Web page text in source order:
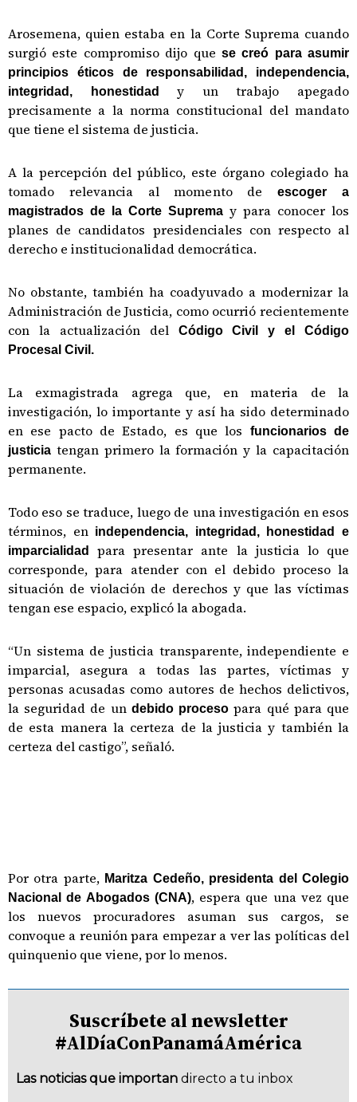
Arosemena, quien estaba en la Corte Suprema cuando
surgió este compromiso dijo que se creó para asumir
principios éticos de responsabilidad, independencia,
integridad, honestidady un trabajo apegado
precisamente a la norma constitucional del mandato
que tiene el sistema de justicia.
A la percepción del público, este órgano colegiado ha
tomado relevancia al momento de escoger a
magistrados de la Corte Suprema y para conocer los
planes de candidatos presidenciales con respecto al
derecho e institucionalidad democrática.
No obstante, también ha coadyuvado a modernizar la
Administración de Justicia, como ocurrió recientemente
con la actualización del
Código Civil y el Código
Procesal Civil.
La exmagistrada agrega que, en materia de la
investigación, lo importante y así ha sido determinado
en ese pacto de Estado, es que los funcionarios de
justicia tengan primero la formación y la capacitación
permanente.
Todo eso se traduce, luego de una investigación en esos
términos, en independencia, integridad, honestidad e
imparcialidad
para presentar ante la justicia lo que
corresponde, para atender con el debido proceso la
situación de violación de derechos y que las víctimas
tengan ese espacio, explicó la abogada.
“Un sistema de justicia transparente, independiente e
imparcial, asegura a todas las partes, víctimas y
personas acusadas como autores de hechos delictivos,
la seguridad de un debido proceso para qué para que
de esta manera la certeza de la justicia y también la
certeza del castigo”, señaló.
Por otra parte, Maritza Cedeño, presidenta del Colegio
Nacional de Abogados (CNA), espera que una vez que
los nuevos procuradores asuman sus cargos, se
convoque a reunión para empezar a ver las políticas del
quinquenio que viene, por lo menos.
Suscríbete al newsletter
#AlDíaConPanamáAmérica
Las noticias que importan directo a tu inbox